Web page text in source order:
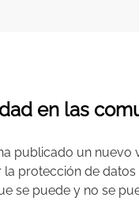
en las
publicado un nuevo
protección de
se puede y no se